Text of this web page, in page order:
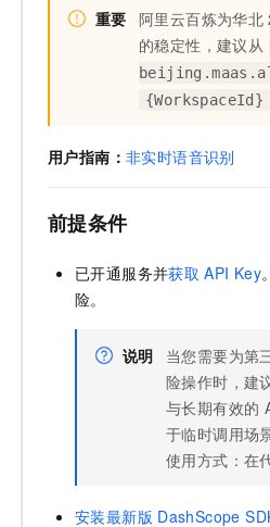
重要 阿里云百炼为华北
的稳定性，建议从
{WorkspaceId}
用户指南： 非实时语音识别
前提条件
已开通服务并获取 API Key
险。
说明
当您需要为第
险操作时，建
与长期有效的
于临时调用场
使用方式：在
安装最新版 DashScope
智能体时代全能旗舰模型
能看、能想、能动手的多模态智能体模型
Qwen3-VL-Plus
大模型服务
千问AI平台-Token Plan NEW
千问AI平台-模型体验
在线体验全尺寸、多种模态的模型效果
新一代 AI 视频生成模型，深度适配广告营销等场景
云解析DNS
覆盖公网/内网、递归/权威、移动APP等全场景解析服务
云原生大数据计算服务 MaxCompute
面向分析的企业级SaaS模式云数据仓库
快速拥有专属 OpenClaw
让AI从“聊天伙伴”进化为能干活的“数字员工”
解决方案免费试用 新老同享
最高领取价值200元试用点，立即开启云
AI 产品 免费试用
140+云产品 免费试用
大模型ACA认证体验
助力企业全员 AI 认知与能力提升
Tuya 物联网平台阿里云版
畅捷通
Tableau 订阅
AI空中课堂在线直播课堂（旗舰版）
生态解决方案
开发者生态解决方案
AI 开发和 AI 应用解决方案
Consulting Partner 合作计划
AI 大模型销售与服务生态合作计划
研究报告与白皮书
AI 算法大赛
云开发大赛